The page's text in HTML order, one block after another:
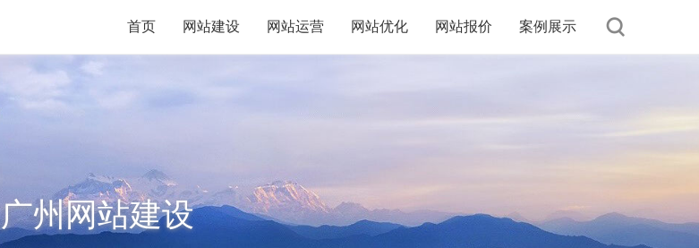
首页 网站建设 网站运营 网站优化 网站报价 案例展示
广州网站建设